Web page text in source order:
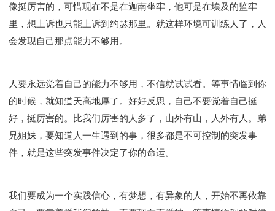
像挺厉害的，可惜现在不是在迦南坐牢，他可是在埃及的监牢
里，想上诉也只能上诉到约瑟那里。就这样环境可训练人了，人
会发现自己那点能力不够用。
人要永远觉着自己的能力不够用，不信就试试看。等事情临到你
的时候，就知道天高地厚了。好好反思，自己不要觉着自己挺
好，挺厉害的。比我们厉害的人多了，山外有山，人外有人。弟
兄姐妹，要知道人一生遇到的事，很多都是不可控制的突发事
件，就是这些突发事件决定了你的命运。
我们要成为一个实践信心，有梦想，有异象的人，开始不再依靠